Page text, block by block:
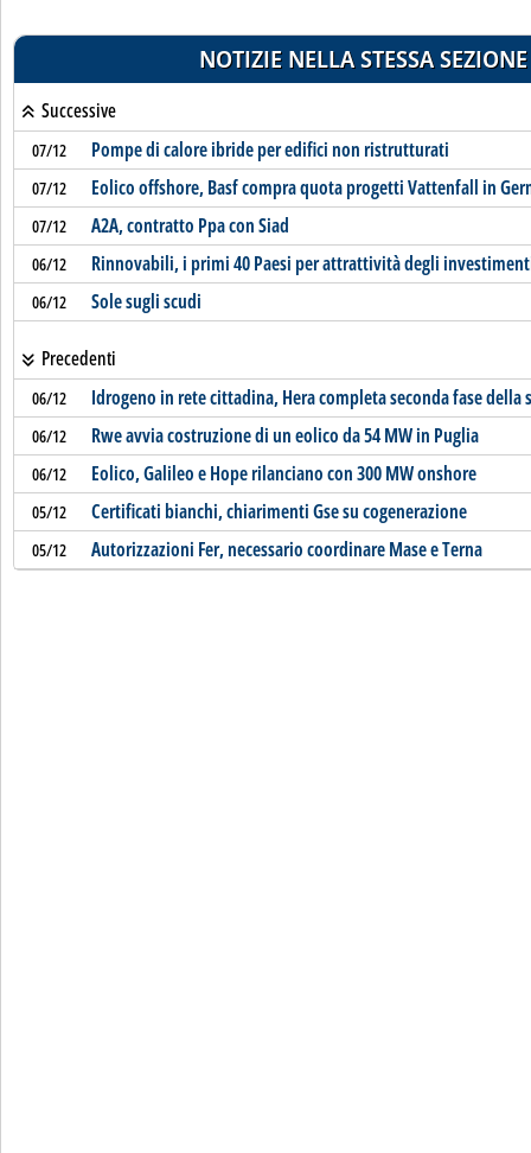
NOTIZIE NELLA STESSA SEZIONE
Successive
07/12 Pompe di calore ibride per edifici non ristrutturati
07/12 Eolico offshore, Basf compra quota progetti Vattenfall in
07/12 A2A, contratto Ppa con Siad
06/12 Rinnovabili, i primi 40 Paesi per attrattività degli
06/12 Sole sugli scudi
Precedenti
06/12 Idrogeno in rete cittadina, Hera completa seconda fase della
06/12 Rwe avvia costruzione di un eolico da 54 MW in Puglia
06/12 Eolico, Galileo e Hope rilanciano con 300 MW onshore
05/12 Certificati bianchi, chiarimenti Gse su cogenerazione
05/12 Autorizzazioni Fer, necessario coordinare Mase e Terna